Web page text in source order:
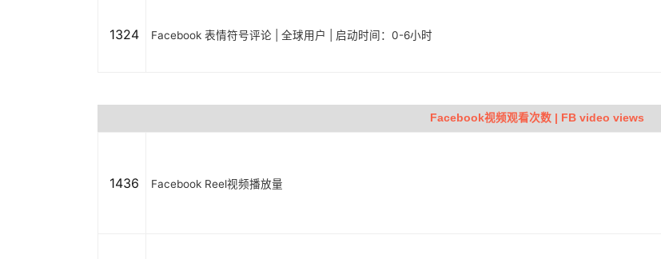
1324 Facebook 表情符号评论 | 全球用户 | 启动时间：0-6小时
Facebook视频观看次数 | FB video views
1436 Facebook Reel视频播放量